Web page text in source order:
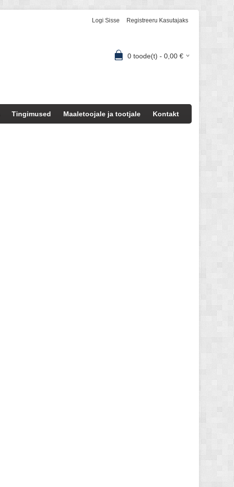
Logi Sisse Registreeru Kasutajaks
0 toode(t) - 0,00 €
Tingimused Maaletoojale ja tootjale Kontakt